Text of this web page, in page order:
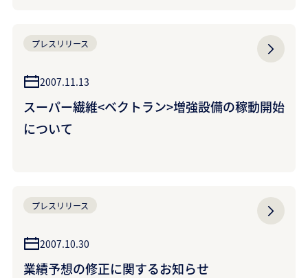
プレスリリース
2007.11.13
スーパー繊維<ベクトラン>増強設備の稼動開始
について
プレスリリース
2007.10.30
業績予想の修正に関するお知らせ